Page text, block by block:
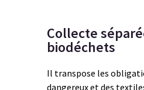
Collecte
biodéchets
Il transpose les
dangereux et des